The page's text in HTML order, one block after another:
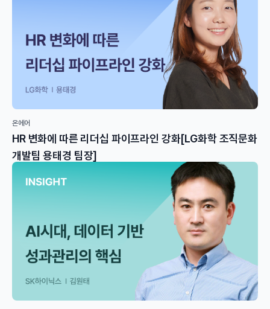
온에어
HR 변화에 따른 리더십 파이프라인 강화[LG화학 조직문화
개발팀 용태경 팀장]